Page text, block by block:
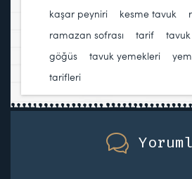
kaşar peyniri
kesme tavuk
ramazan sofrası
tarif tavuk
göğüs
tavuk yemekleri
tarifleri